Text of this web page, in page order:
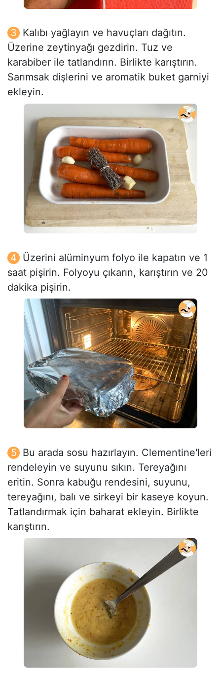
Kalıbı yağlayın ve havuçları dağıtın.
Üzerine zeytinyağı gezdirin. Tuz ve
karabiber ile tatlandırın. Birlikte karıştırın.
Sarımsak dişlerini ve aromatik buket garniyi
ekleyin.
Üzerini alüminyum folyo ile kapatın ve 1
saat pişirin. Folyoyu çıkarın, karıştırın ve 20
dakika pişirin.
Bu arada sosu hazırlayın. Clementine'leri
rendeleyin ve suyunu sıkın. Tereyağını
eritin. Sonra kabuğu rendesini, suyunu,
tereyağını, balı ve sirkeyi bir kaseye koyun.
Tatlandırmak için baharat ekleyin. Birlikte
karıştırın.